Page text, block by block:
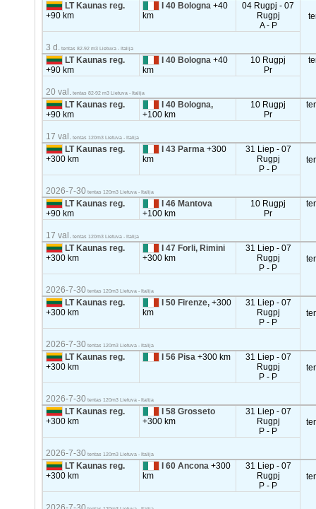
LT Kaunas reg.
+90 km
I 40 Bologna+40
km
04 Rugpj - 07
Rugpj
A - P
3 d. tentas 82-92 m3 Lietuva - Italija
LT Kaunas reg.
+90 km
I 40 Bologna+40
km
10 Rugpj
Pr
20 val. tentas 82-92 m3 Lietuva - Italija
LT Kaunas reg.
+90 km
I 40 Bologna,
+100 km
10 Rugpj
Pr
17 val. tentas 120m3 Lietuva - Italija
LT Kaunas reg.
+300 km
I 43 Parma+300
km
31 Liep - 07
Rugpj
P - P
2026-7-30 tentas 120m3 Lietuva - Italija
LT Kaunas reg.
+90 km
I 46 Mantova
+100 km
10 Rugpj
Pr
17 val. tentas 120m3 Lietuva - Italija
LT Kaunas reg.
+300 km
I 47 Forli, Rimini
+300 km
31 Liep - 07
Rugpj
P - P
2026-7-30 tentas 120m3 Lietuva - Italija
LT Kaunas reg.
+300 km
I 50 Firenze,+300
km
31 Liep - 07
Rugpj
P - P
2026-7-30 tentas 120m3 Lietuva - Italija
LT Kaunas reg.
+300 km
I 56 Pisa+300 km
31 Liep - 07
Rugpj
P - P
2026-7-30 tentas 120m3 Lietuva - Italija
LT Kaunas reg.
+300 km
I 58 Grosseto
+300 km
31 Liep - 07
Rugpj
P - P
2026-7-30 tentas 120m3 Lietuva - Italija
LT Kaunas reg.
+300 km
I 60 Ancona+300
km
31 Liep - 07
Rugpj
P - P